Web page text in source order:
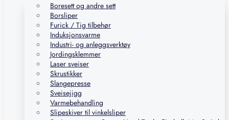
Boresett og andre sett
Borsliper
Furick / Tig tilbehør
Induksjonsvarme
Industri- og anleggsverktøy
Jordingsklemmer
Laser sveiser
Skrustikker
Slangepresse
Sveisejigg
Varmebehandling
Slipeskiver til vinkelsliper